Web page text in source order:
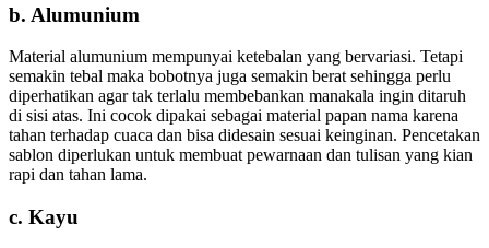
b. Alumunium
Material alumunium mempunyai ketebalan yang bervariasi. Tetapi
semakin tebal maka bobotnya juga semakin berat sehingga perlu
diperhatikan agar tak terlalu membebankan manakala ingin ditaruh
di sisi atas. Ini cocok dipakai sebagai material papan nama karena
tahan terhadap cuaca dan bisa didesain sesuai keinginan. Pencetakan
sablon diperlukan untuk membuat pewarnaan dan tulisan yang kian
rapi dan tahan lama.
c. Kayu